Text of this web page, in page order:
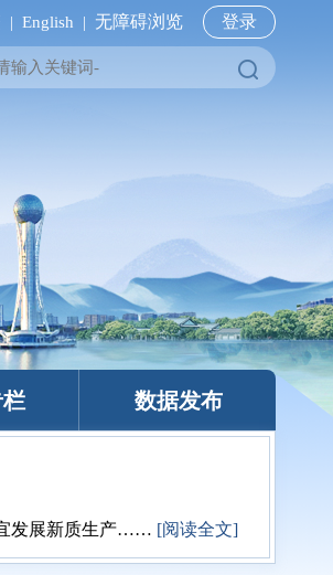
| English | 无障碍浏览 登录
数据发布
发展新质生产…… [阅读全文]